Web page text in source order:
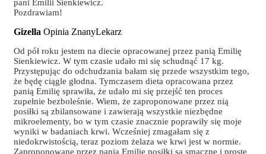
pani Emilii Sienkiewicz.
Pozdrawiam!
Gizella Opinia ZnanyLekarz
Od pół roku jestem na diecie opracowanej przez panią Emilię
Sienkiewicz. W tym czasie udało mi się schudnąć 17 kg.
Przystępując do odchudzania bałam się przede wszystkim tego,
że będę ciągle głodna. Tymczasem dieta opracowana przez
panią Emilię sprawiła, że udało mi się przejść ten proces
zupełnie bezboleśnie. Wiem, że zaproponowane przez nią
posiłki są zbilansowane i zawierają wszystkie niezbędne
mikroelementy, bo w tym czasie znacznie poprawiły się moje
wyniki w badaniach krwi. Wcześniej zmagałam się z
niedokrwistością, teraz poziom żelaza we krwi jest w normie.
Zaproponowane przez panią Emilię posiłki są smaczne i proste